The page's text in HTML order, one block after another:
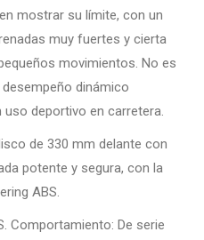
mostrar su límite, con un
muy fuertes y cierta
movimientos. No es
dinámico
deportivo en carretera.
de 330 mm delante con
potente y segura, con la
ABS.
Comportamiento: De serie